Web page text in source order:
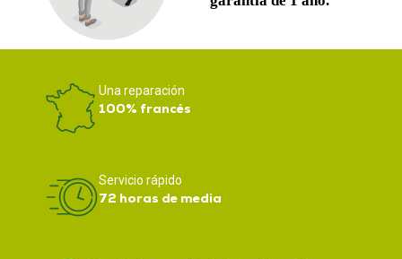
Una reparación
100% francés
Servicio rápido
72 horas de media